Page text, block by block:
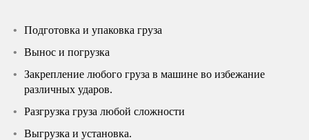
Подготовка и упаковка груза
Вынос и погрузка
Закрепление любого груза в машине во избежание
различных ударов.
Разгрузка груза любой сложности
Выгрузка и установка.